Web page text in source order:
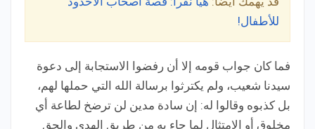
للأطفال!
فما كان جواب قومه إلا أن رفضوا الاستجابة إلى دعوة
سيدنا شعيب، ولم يكترثوا برسالة الله التي حملها لهم،
بل كذبوه وقالوا له: إن سادة مدين لن ترضخ لطاعة أي
مخلوق أو الامتثال لما جاء به من طريق الهدى والحق